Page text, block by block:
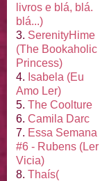
livros e blá, blá.
blá...)
3. SerenityHime
(The Bookaholic
Princess)
4. Isabela (Eu
Amo Ler)
5. The Coolture
6. Camila Darc
7. Essa Semana
#6 - Rubens (Ler
Vicia)
8. Thaís(